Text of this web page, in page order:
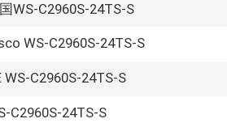
WS-C2960S-24TS-S
WS-C2960S-24TS-S
WS-C2960S-24TS-S
C2960S-24TS-S